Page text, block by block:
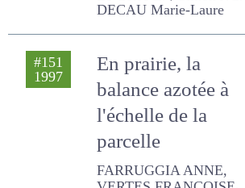
VERTES FRANCOISE, Le
En prairie, la
balance azotée à
l'échelle de la
parcelle